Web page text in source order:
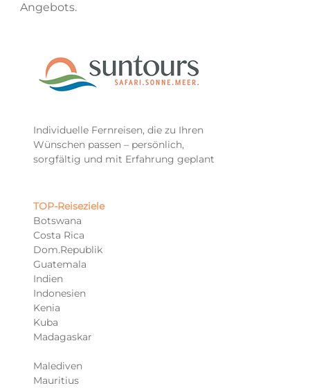
Angebots.
Individuelle Fernreisen, die zu Ihren
Wünschen passen – persönlich,
sorgfältig und mit Erfahrung geplant
TOP-Reiseziele​
Botswana
Costa Rica
Dom.Republik
Guatemala
Indien
Indonesien
Kenia
Kuba
Madagaskar
Malediven
Mauritius